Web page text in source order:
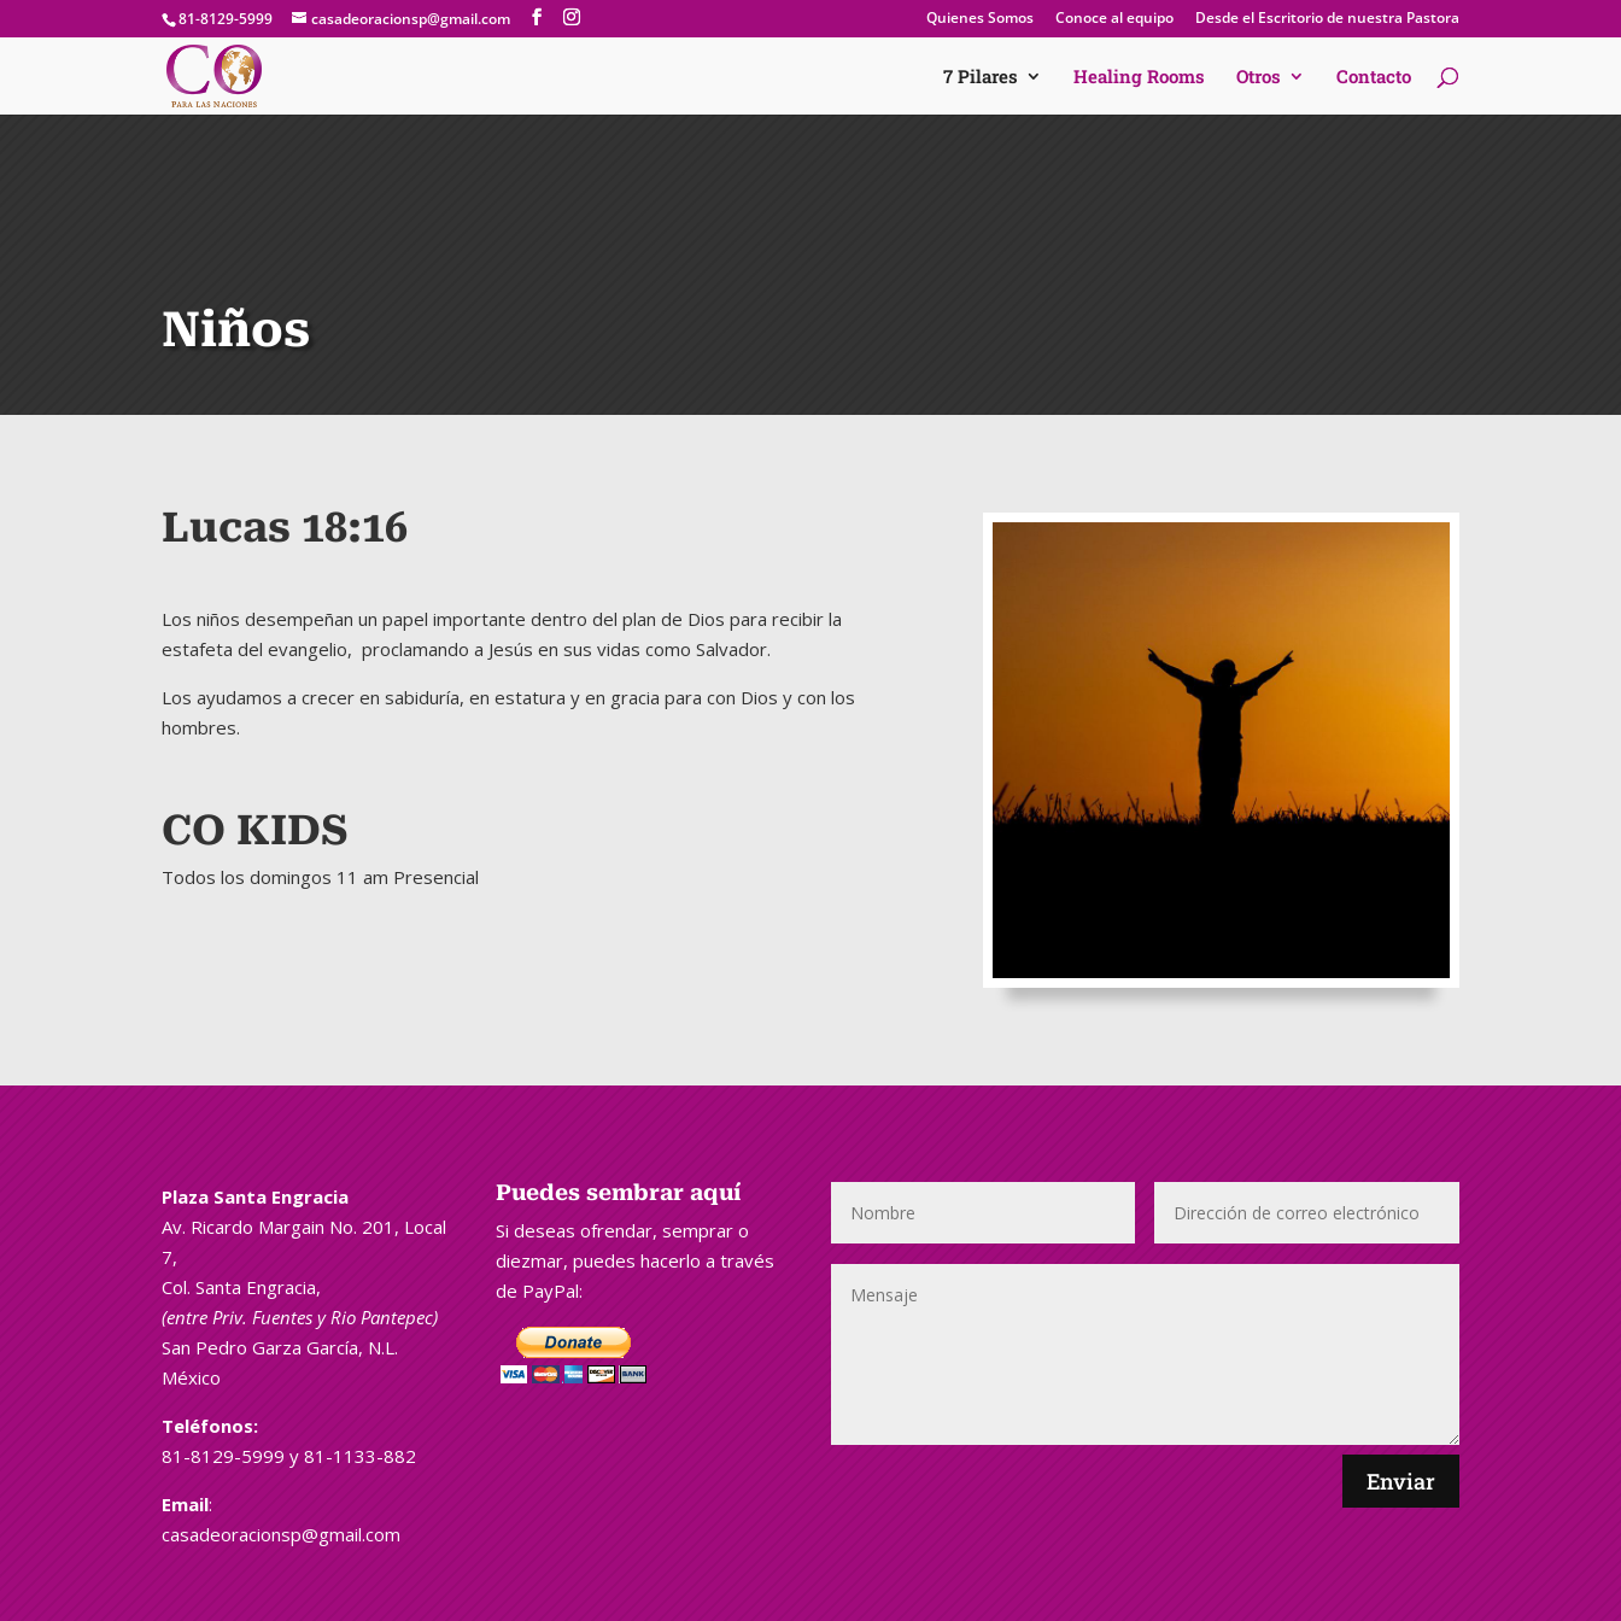
81-8129-5999 casadeoracionsp@gmail.com Quienes Somos Conoce al equipo Desde el Escritorio de nuestra Pastora
7 Pilares Healing Rooms Otros Contacto
Niños
Lucas 18:16
Los niños desempeñan un papel importante dentro del plan de Dios para recibir la
estafeta del evangelio, proclamando a Jesús en sus vidas como Salvador.
Los ayudamos a crecer en sabiduría, en estatura y en gracia para con Dios y con los
hombres.
CO KIDS
Todos los domingos 11 am Presencial
Plaza Santa Engracia
Av. Ricardo Margain No. 201, Local
7,
Col. Santa Engracia,
(entre Priv. Fuentes y Rio Pantepec)
San Pedro Garza García, N.L.
México
Teléfonos:
81-8129-5999 y 81-1133-882
Email:
casadeoracionsp@gmail.com
Puedes sembrar aquí
Si deseas ofrendar, semprar o
diezmar, puedes hacerlo a través
de PayPal:
Enviar